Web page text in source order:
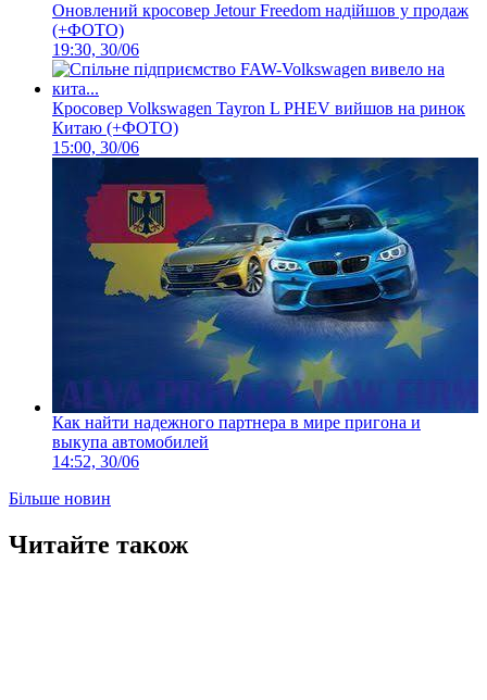
Оновлений кросовер Jetour Freedom надійшов у продаж
(+ФОТО)
19:30, 30/06
Кросовер Volkswagen Tayron L PHEV вийшов на ринок
Китаю (+ФОТО)
15:00, 30/06
Как найти надежного партнера в мире пригона и
выкупа автомобилей
14:52, 30/06
Більше новин
Читайте також